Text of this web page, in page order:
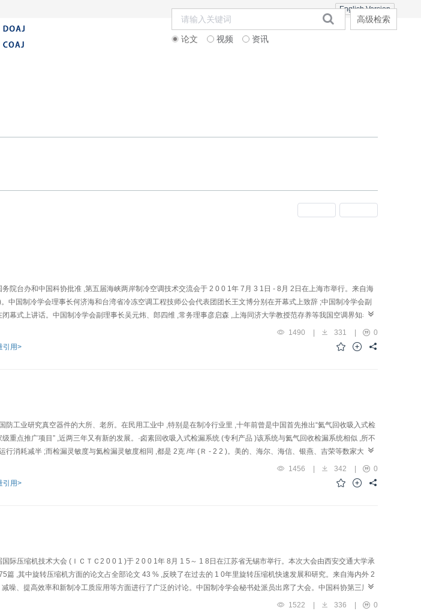
English Version
论文 视频 资讯
高级检索
院台办和中国科协批准 ,第五届海峡两岸制冷空调技术交流会于 2 0 0 1年 7月 3 1日 - 8月 2日在上海市举行。来自海
中国制冷学会理事长何济海和台湾省冷冻空调工程技师公会代表团团长王文博分别在开幕式上致辞 ;中国制冷学会副
幕式上讲话。中国制冷学会副理事长吴元炜、郎四维 ,常务理事彦启森 ,上海同济大学教授范存养等我国空调界知名人
1490 | 331 |
0
引用>
工业研究真空器件的大所、老所。在民用工业中 ,特别是在制冷行业里 ,十年前曾是中国首先推出“氦气回收吸入式检
重点推广项目” ,近两三年又有新的发展。·卤素回收吸入式检漏系统 (专利产品 )该系统与氦气回收检漏系统相似 ,所不
行消耗减半 ;而检漏灵敏度与氦检漏灵敏度相同 ,都是 2克 /年 (Ｒ - 2 2 )。美的、海尔、海信、银燕、吉荣等数家大厂
1456 | 342 |
0
引用>
际压缩机技术大会 (ＩＣＴＣ2 0 0 1 )于 2 0 0 1年 8月 1 5～ 1 8日在江苏省无锡市举行。本次大会由西安交通大学承
篇 ,其中旋转压缩机方面的论文占全部论文 43 % ,反映了在过去的 1 0年里旋转压缩机快速发展和研究。来自海内外 2
噪、提高效率和新制冷工质应用等方面进行了广泛的讨论。中国制冷学会秘书处派员出席了大会。中国科协第三届学
1522 | 336 |
0